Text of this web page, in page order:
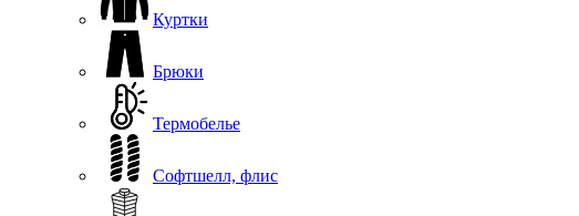
Куртки
Брюки
Термобелье
Софтшелл, флис